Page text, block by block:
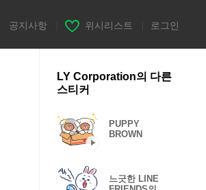
공지사항 위시리스트 로그인
LY Corporation의 다른
스티커
PUPPY
BROWN
느긋한 LINE